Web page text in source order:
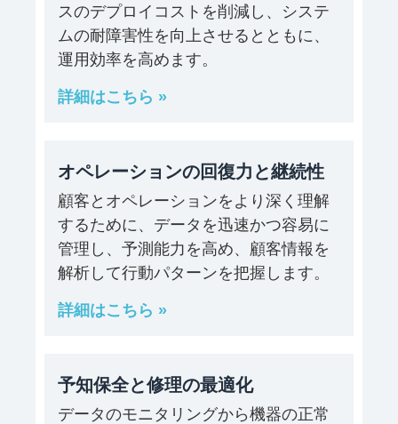
スのデプロイコストを削減し、システ
ムの耐障害性を向上させるとともに、
運用効率を高めます。
詳細はこちら »
オペレーションの回復力と継続性
顧客とオペレーションをより深く理解
するために、データを迅速かつ容易に
管理し、予測能力を高め、顧客情報を
解析して行動パターンを把握します。
詳細はこちら »
予知保全と修理の最適化
データのモニタリングから機器の正常